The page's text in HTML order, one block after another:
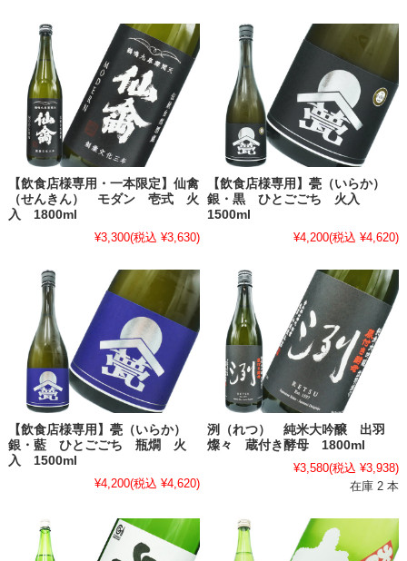
【飲食店様専用・一本限定】仙禽
（せんきん） モダン 壱式 火
入 1800ml
¥3,300(税込 ¥3,630)
【飲食店様専用】甍（いらか）
銀・黒 ひとごごち 火入
1500ml
¥4,200(税込 ¥4,620)
【飲食店様専用】甍（いらか）
銀・藍 ひとごごち 瓶燗 火
入 1500ml
¥4,200(税込 ¥4,620)
洌（れつ） 純米大吟醸 出羽
燦々 蔵付き酵母 1800ml
¥3,580(税込 ¥3,938)
在庫 2 本